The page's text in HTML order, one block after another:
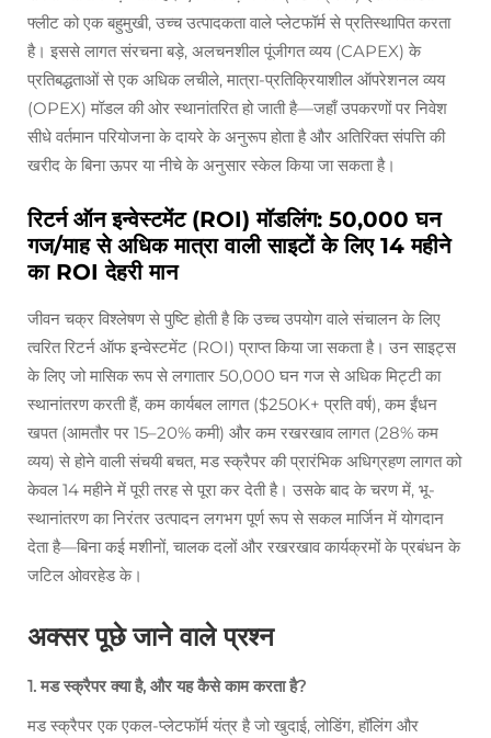
फ्लीट को एक बहुमुखी, उच्च उत्पादकता वाले प्लेटफॉर्म से प्रतिस्थापित करता
है। इससे लागत संरचना बड़े, अलचनशील पूंजीगत व्यय (CAPEX) के
प्रतिबद्धताओं से एक अधिक लचीले, मात्रा-प्रतिक्रियाशील ऑपरेशनल व्यय
(OPEX) मॉडल की ओर स्थानांतरित हो जाती है—जहाँ उपकरणों पर निवेश
सीधे वर्तमान परियोजना के दायरे के अनुरूप होता है और अतिरिक्त संपत्ति की
खरीद के बिना ऊपर या नीचे के अनुसार स्केल किया जा सकता है।
रिटर्न ऑन इन्वेस्टमेंट (ROI) मॉडलिंग: 50,000 घन
गज/माह से अधिक मात्रा वाली साइटों के लिए 14 महीने
का ROI देहरी मान
जीवन चक्र विश्लेषण से पुष्टि होती है कि उच्च उपयोग वाले संचालन के लिए
त्वरित रिटर्न ऑफ इन्वेस्टमेंट (ROI) प्राप्त किया जा सकता है। उन साइट्स
के लिए जो मासिक रूप से लगातार 50,000 घन गज से अधिक मिट्टी का
स्थानांतरण करती हैं, कम कार्यबल लागत ($250K+ प्रति वर्ष), कम ईंधन
खपत (आमतौर पर 15–20% कमी) और कम रखरखाव लागत (28% कम
व्यय) से होने वाली संचयी बचत, मड स्क्रैपर की प्रारंभिक अधिग्रहण लागत को
केवल 14 महीने में पूरी तरह से पूरा कर देती है। उसके बाद के चरण में, भू-
स्थानांतरण का निरंतर उत्पादन लगभग पूर्ण रूप से सकल मार्जिन में योगदान
देता है—बिना कई मशीनों, चालक दलों और रखरखाव कार्यक्रमों के प्रबंधन के
जटिल ओवरहेड के।
अक्सर पूछे जाने वाले प्रश्न
1. मड स्क्रैपर क्या है, और यह कैसे काम करता है?
मड स्क्रैपर एक एकल-प्लेटफॉर्म यंत्र है जो खुदाई, लोडिंग, हॉलिंग और